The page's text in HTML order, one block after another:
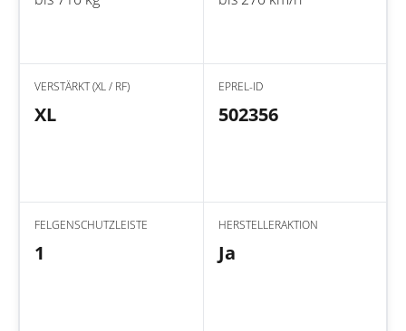
VERSTÄRKT (XL / RF)
XL
EPREL-ID
502356
FELGENSCHUTZLEISTE
1
HERSTELLERAKTION
Ja